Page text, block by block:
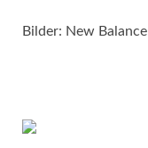
Bilder: New Balance